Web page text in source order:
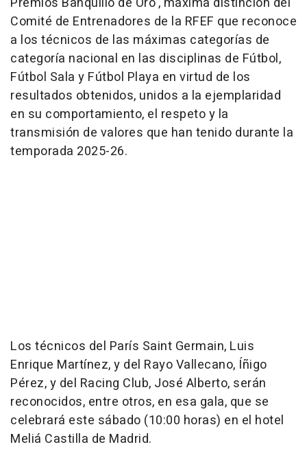
Comité de Entrenadores de la RFEF que reconoce
a los técnicos de las máximas categorías de
categoría nacional en las disciplinas de Fútbol,
Fútbol Sala y Fútbol Playa en virtud de los
resultados obtenidos, unidos a la ejemplaridad
en su comportamiento, el respeto y la
transmisión de valores que han tenido durante la
temporada 2025-26.
Los técnicos del París Saint Germain, Luis
Enrique Martínez, y del Rayo Vallecano, Íñigo
Pérez, y del Racing Club, José Alberto, serán
reconocidos, entre otros, en esa gala, que se
celebrará este sábado (10:00 horas) en el hotel
Meliá Castilla de Madrid.